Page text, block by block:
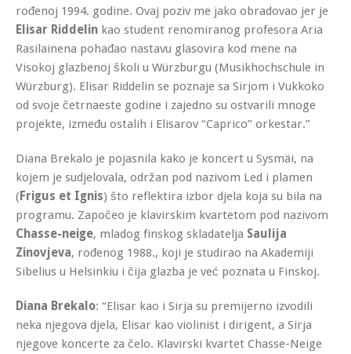
rođenoj 1994. godine. Ovaj poziv me jako obradovao jer je
Elisar Riddelin kao student renomiranog profesora Aria
Rasilainena pohađao nastavu glasovira kod mene na
Visokoj glazbenoj školi u Würzburgu (Musikhochschule in
Würzburg). Elisar Riddelin se poznaje sa Sirjom i Vukkoko
od svoje četrnaeste godine i zajedno su ostvarili mnoge
projekte, između ostalih i Elisarov “Caprico” orkestar.”
Diana Brekalo je pojasnila kako je koncert u Sysmäi, na
kojem je sudjelovala, održan pod nazivom Led i plamen
( Frigus et Ignis) što reflektira izbor djela koja su bila na
programu. Započeo je klavirskim kvartetom pod nazivom
Chasse-neige, mladog finskog skladatelja Saulija
Zinovjeva, rođenog 1988., koji je studirao na Akademiji
Sibelius u Helsinkiu i čija glazba je već poznata u Finskoj.
Diana Brekalo: “Elisar kao i Sirja su premijerno izvodili
neka njegova djela, Elisar kao violinist i dirigent, a Sirja
njegove koncerte za čelo. Klavirski kvartet Chasse-Neige